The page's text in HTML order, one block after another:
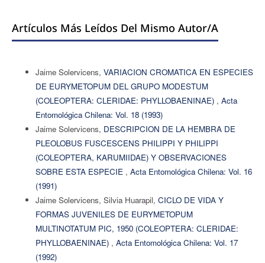
Artículos Más Leídos Del Mismo Autor/a
Jaime Solervicens, VARIACION CROMATICA EN ESPECIES
DE EURYMETOPUM DEL GRUPO MODESTUM
(COLEOPTERA: CLERIDAE: PHYLLOBAENINAE) , Acta
Entomológica Chilena: Vol. 18 (1993)
Jaime Solervicens, DESCRIPCION DE LA HEMBRA DE
PLEOLOBUS FUSCESCENS PHILIPPI Y PHILIPPI
(COLEOPTERA, KARUMIIDAE) Y OBSERVACIONES
SOBRE ESTA ESPECIE , Acta Entomológica Chilena: Vol. 16
(1991)
Jaime Solervicens, Silvia Huarapil, CICLO DE VIDA Y
FORMAS JUVENILES DE EURYMETOPUM
MULTINOTATUM PIC, 1950 (COLEOPTERA: CLERIDAE:
PHYLLOBAENINAE) , Acta Entomológica Chilena: Vol. 17
(1992)